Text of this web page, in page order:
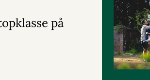
på